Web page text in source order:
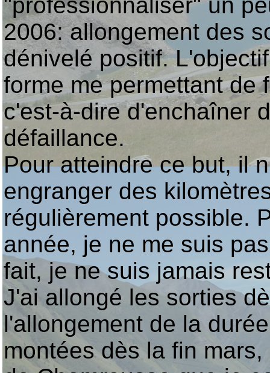
2006: allongement des
dénivelé positif.
forme me permettant de
c'est-à-dire d'enchaîner
défaillance.
Pour atteindre ce but, il
engranger des
régulièrement possible.
année, je ne me suis
fait, je ne suis jamais
J'ai allongé les sorties
l'allongement de la
montées dès la fin